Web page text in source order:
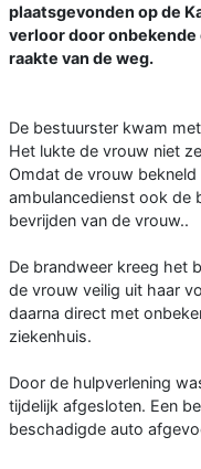
plaatsgevonden op de
verloor door onbekende
raakte van de weg.
De bestuurster kwam
Het lukte de vrouw niet
Omdat de vrouw
ambulancedienst ook de
bevrijden van de vrouw..
De brandweer kreeg het
de vrouw veilig uit haar
daarna direct met
ziekenhuis.
Door de hulpverlening
tijdelijk afgesloten. Een
beschadigde auto